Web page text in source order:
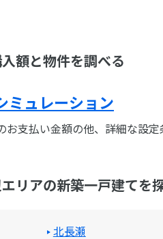
額と物件を調べる
ミュレーション
お支払い金額の他、詳細な設
リアの新築一戸建てを
北長瀬